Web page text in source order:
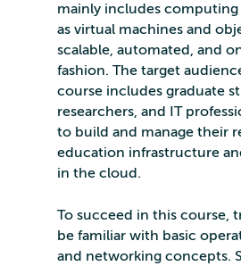
mainly includes computing
as virtual machines and
scalable, automated, and
fashion. The target
course includes graduate
researchers, and IT
to build and manage their
education infrastructure
in the cloud.
To succeed in this course,
be familiar with basic
and networking concepts.